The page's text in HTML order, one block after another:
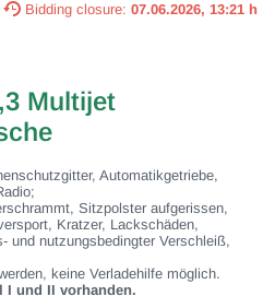
Bidding closure: 07.06.2026, 13:21 h
Multijet
Automatikgetriebe,
Sitzpolster aufgerissen,
Kratzer, Lackschäden,
und nutzungsbedingter Verschleiß,
keine Verladehilfe möglich.
I und II vorhanden.